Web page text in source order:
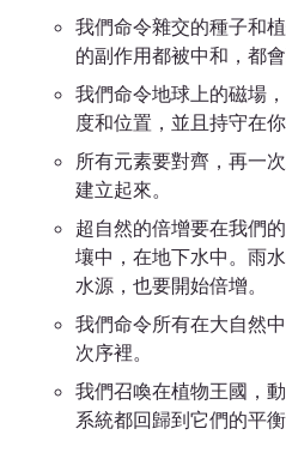
我們命令雜交的種子和
的副作用都被中和，都
我們命令地球上的磁場
度和位置，並且持守在
所有元素要對齊，再一
建立起來。
超自然的倍增要在我們
壤中，在地下水中。雨
水源，也要開始倍增。
我們命令所有在大自然
次序裡。
我們召喚在植物王國，
系統都回歸到它們的平衡